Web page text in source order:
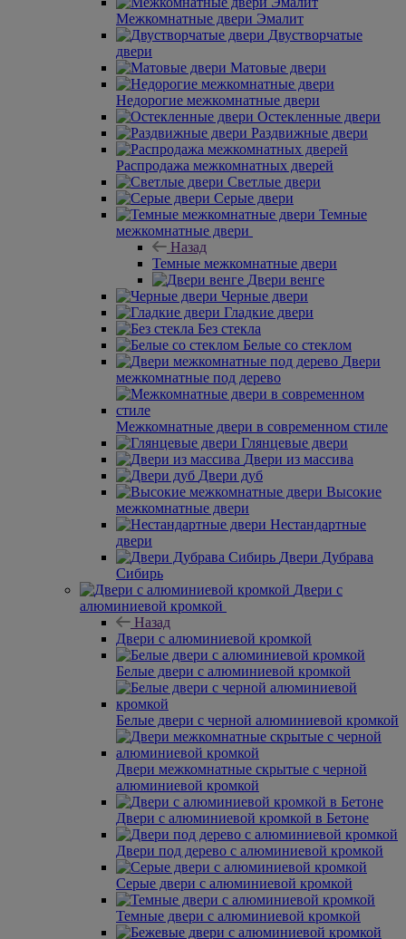
Межкомнатные двери Эмалит
Двустворчатые
двери
Матовые двери
Недорогие межкомнатные двери
Остекленные двери
Раздвижные двери
Распродажа межкомнатных дверей
Светлые двери
Серые двери
Темные
межкомнатные двери
Назад
Темные межкомнатные двери
Двери венге
Черные двери
Гладкие двери
Без стекла
Белые со стеклом
Двери
межкомнатные под дерево
Межкомнатные двери в современном стиле
Глянцевые двери
Двери из массива
Двери дуб
Высокие
межкомнатные двери
Нестандартные
двери
Двери Дубрава
Сибирь
Двери с
алюминиевой кромкой
Назад
Двери с алюминиевой кромкой
Белые двери с алюминиевой кромкой
Белые двери с черной алюминиевой кромкой
Двери межкомнатные скрытые с черной
алюминиевой кромкой
Двери с алюминиевой кромкой в Бетоне
Двери под дерево с алюминиевой кромкой
Серые двери с алюминиевой кромкой
Темные двери с алюминиевой кромкой